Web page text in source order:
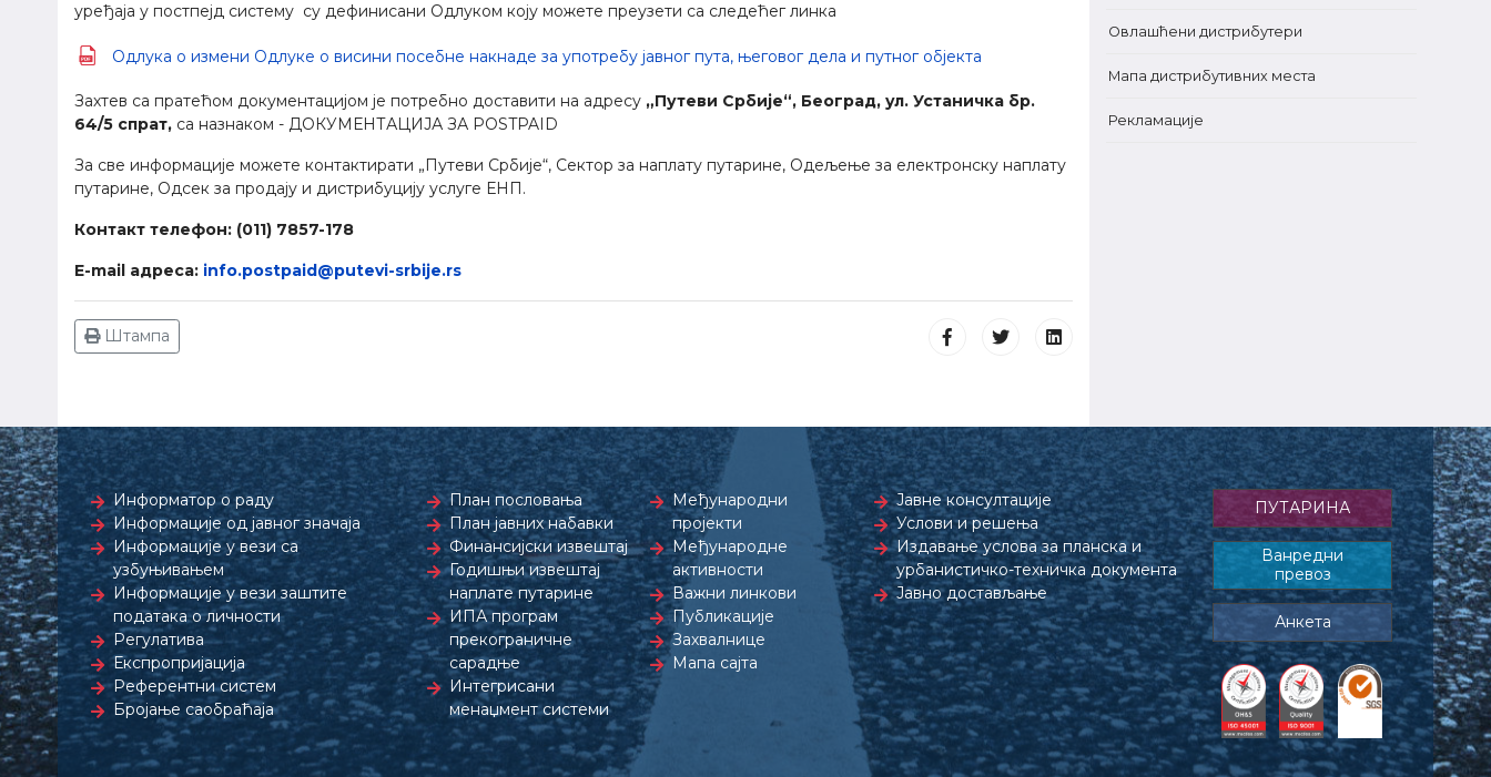
уређаја у постпејд систему су дефинисани Одлуком коју можете преузети са следећег линка
Одлука о измени Одлуке о висини посебне накнаде за употребу јавног пута, његовог дела и путног објекта
Захтев са пратећом документацијом је потребно доставити на адресу „Путеви Србије“, Београд, ул. Устаничка бр.
64/5 спрат, са назнаком - ДОКУМЕНТАЦИЈА ЗА POSTPAID
За све информације можете контактирати „Путеви Србије“, Сектор за наплату путарине, Одељење за електронску наплату
путарине, Одсек за продају и дистрибуцију услуге ЕНП.
Контакт телефон: (011) 7857-178
E-mail адресa: info.postpaid@putevi-srbije.rs
Штампа
Овлашћени дистрибутери
Мапа дистрибутивних места
Рекламације
Информатор о раду
Информације од јавног значаја
Информације у вези са
узбуњивањем
Информације у вези заштите
података о личности
Регулатива
Експропријација
Референтни систем
Бројање саобраћаја
План пословања
План јавних набавки
Финансијски извештај
Годишњи извештај
наплате путарине
ИПА програм
прекограничне
сарадње
Интегрисани
менаџмент системи
Међународни
пројекти
Међународне
активности
Важни линкови
Публикације
Захвалнице
Мапа сајта
Јавне консултације
Услови и решења
Издавање услова за планска и
урбанистичко-техничка документа
Јавно достављање
ПУТАРИНА
Ванредни
превоз
Анкета